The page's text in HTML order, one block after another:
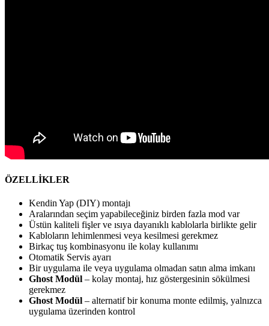
ÖZELLİKLER
Kendin Yap (DIY) montajı
Aralarından seçim yapabileceğiniz birden fazla mod var
Üstün kaliteli fişler ve ısıya dayanıklı kablolarla birlikte gelir
Kabloların lehimlenmesi veya kesilmesi gerekmez
Birkaç tuş kombinasyonu ile kolay kullanımı
Otomatik Servis ayarı
Bir uygulama ile veya uygulama olmadan satın alma imkanı
Ghost Modül – kolay montaj, hız göstergesinin sökülmesi
gerekmez
Ghost Modül – alternatif bir konuma monte edilmiş, yalnızca
uygulama üzerinden kontrol